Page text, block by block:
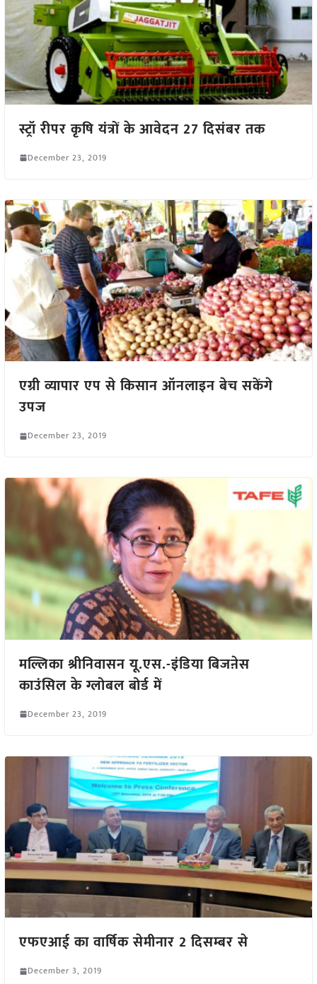
स्ट्रॉ रीपर कृषि यंत्रों के आवेदन 27 दिसंबर तक
December 23, 2019
एग्री व्यापार एप से किसान ऑनलाइन बेच सकेंगे
उपज
December 23, 2019
मल्लिका श्रीनिवासन यू.एस.-इंडिया बिजऩेस
काउंसिल के ग्लोबल बोर्ड में
December 23, 2019
एफएआई का वार्षिक सेमीनार 2 दिसम्बर से
December 3, 2019